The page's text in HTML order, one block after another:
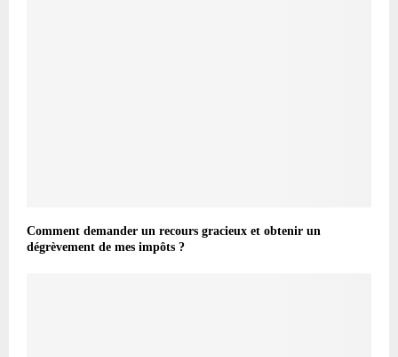
Comment demander un recours gracieux et obtenir un
dégrèvement de mes impôts ?